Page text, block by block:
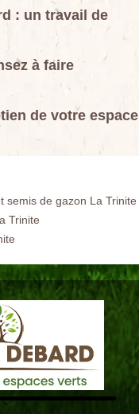
: un travail de
à faire
de votre espace
semis de gazon La Trinite
Trinite